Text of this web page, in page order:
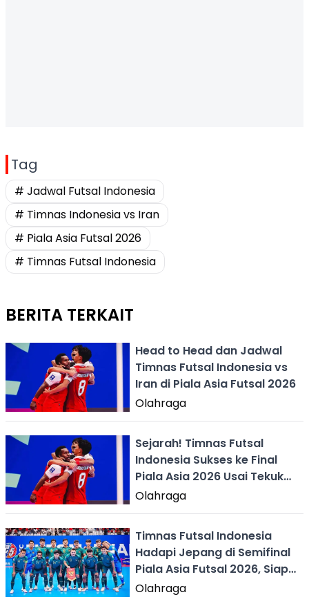
Tag
# Jadwal Futsal Indonesia
# Timnas Indonesia vs Iran
# Piala Asia Futsal 2026
# Timnas Futsal Indonesia
BERITA TERKAIT
Head to Head dan Jadwal
Timnas Futsal Indonesia vs
Iran di Piala Asia Futsal 2026
Olahraga
Sejarah! Timnas Futsal
Indonesia Sukses ke Final
Piala Asia 2026 Usai Tekuk
Jepang
Olahraga
Timnas Futsal Indonesia
Hadapi Jepang di Semifinal
Piala Asia Futsal 2026, Siap
Ukir Sejarah Baru
Olahraga